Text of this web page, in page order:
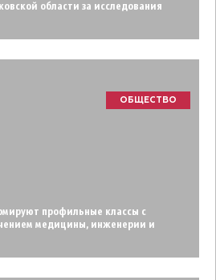
области за исследования
ОБЩЕСТВО
профильные классы с
медицины, инженерии и